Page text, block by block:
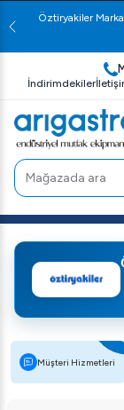
Öztiryakiler
İndirimdekiler
Müşteri Hizmetleri